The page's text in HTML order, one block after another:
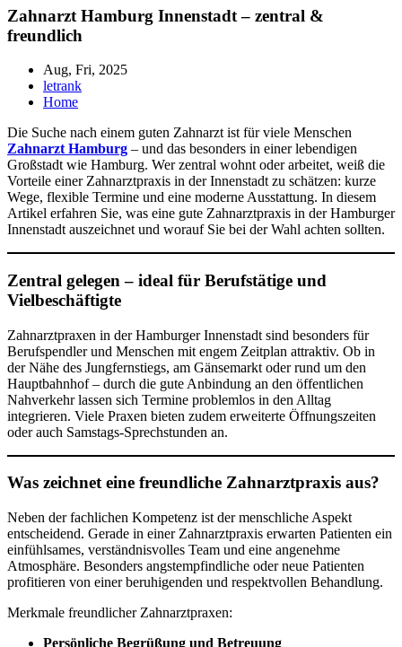
Zahnarzt Hamburg Innenstadt – zentral &
freundlich
Aug, Fri, 2025
letrank
Home
Die Suche nach einem guten Zahnarzt ist für viele Menschen
Zahnarzt Hamburg – und das besonders in einer lebendigen
Großstadt wie Hamburg. Wer zentral wohnt oder arbeitet, weiß die
Vorteile einer Zahnarztpraxis in der Innenstadt zu schätzen: kurze
Wege, flexible Termine und eine moderne Ausstattung. In diesem
Artikel erfahren Sie, was eine gute Zahnarztpraxis in der Hamburger
Innenstadt auszeichnet und worauf Sie bei der Wahl achten sollten.
Zentral gelegen – ideal für Berufstätige und
Vielbeschäftigte
Zahnarztpraxen in der Hamburger Innenstadt sind besonders für
Berufspendler und Menschen mit engem Zeitplan attraktiv. Ob in
der Nähe des Jungfernstiegs, am Gänsemarkt oder rund um den
Hauptbahnhof – durch die gute Anbindung an den öffentlichen
Nahverkehr lassen sich Termine problemlos in den Alltag
integrieren. Viele Praxen bieten zudem erweiterte Öffnungszeiten
oder auch Samstags-Sprechstunden an.
Was zeichnet eine freundliche Zahnarztpraxis aus?
Neben der fachlichen Kompetenz ist der menschliche Aspekt
entscheidend. Gerade in einer Zahnarztpraxis erwarten Patienten ein
einfühlsames, verständnisvolles Team und eine angenehme
Atmosphäre. Besonders angstempfindliche oder neue Patienten
profitieren von einer beruhigenden und respektvollen Behandlung.
Merkmale freundlicher Zahnarztpraxen:
Persönliche Begrüßung und Betreuung